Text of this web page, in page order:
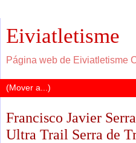
Eiviatletisme
Página web de Eiviatletisme
Francisco Javier
Ultra Trail Serra de